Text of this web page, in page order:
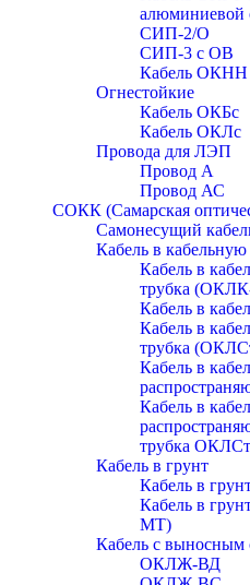
алюминиевой
СИП-2/О
СИП-3 с ОВ
Кабель ОКНН
Огнестойкие
Кабель ОКБc
Кабель ОКЛc
Провода для ЛЭП
Провод А
Провод АС
СОКК (Самарская
Самонесущий
Кабель в
Кабель в
трубка
Кабель в
Кабель в
трубка
Кабель в
Кабель в
трубка
Кабель в грунт
Кабель в
Кабель в
МТ)
Кабель с выносным
ОКЛЖ-ВД